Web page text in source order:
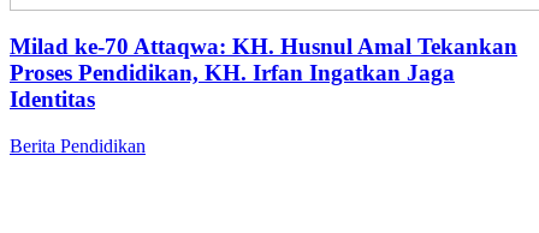
Milad ke-70 Attaqwa: KH. Husnul Amal Tekankan
Proses Pendidikan, KH. Irfan Ingatkan Jaga
Identitas
Berita Pendidikan